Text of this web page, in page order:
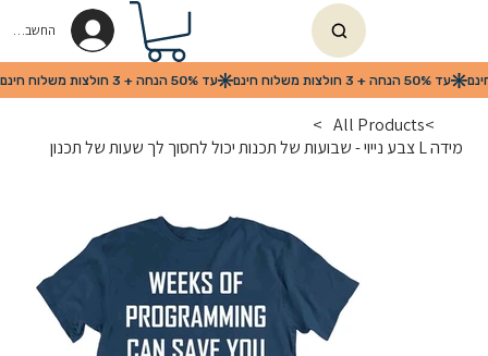
החשבון שלי
>
All Products
>
מידה L צבע נייוי - שבועות של תכנות יכול לחסוך לך שעות של תכנון